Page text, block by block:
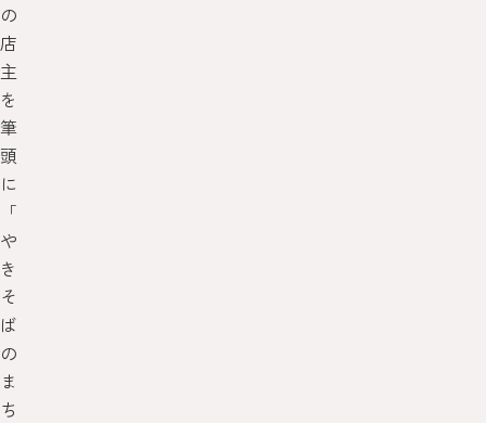
の
店
主
を
筆
頭
に
「
や
き
そ
ば
の
ま
ち